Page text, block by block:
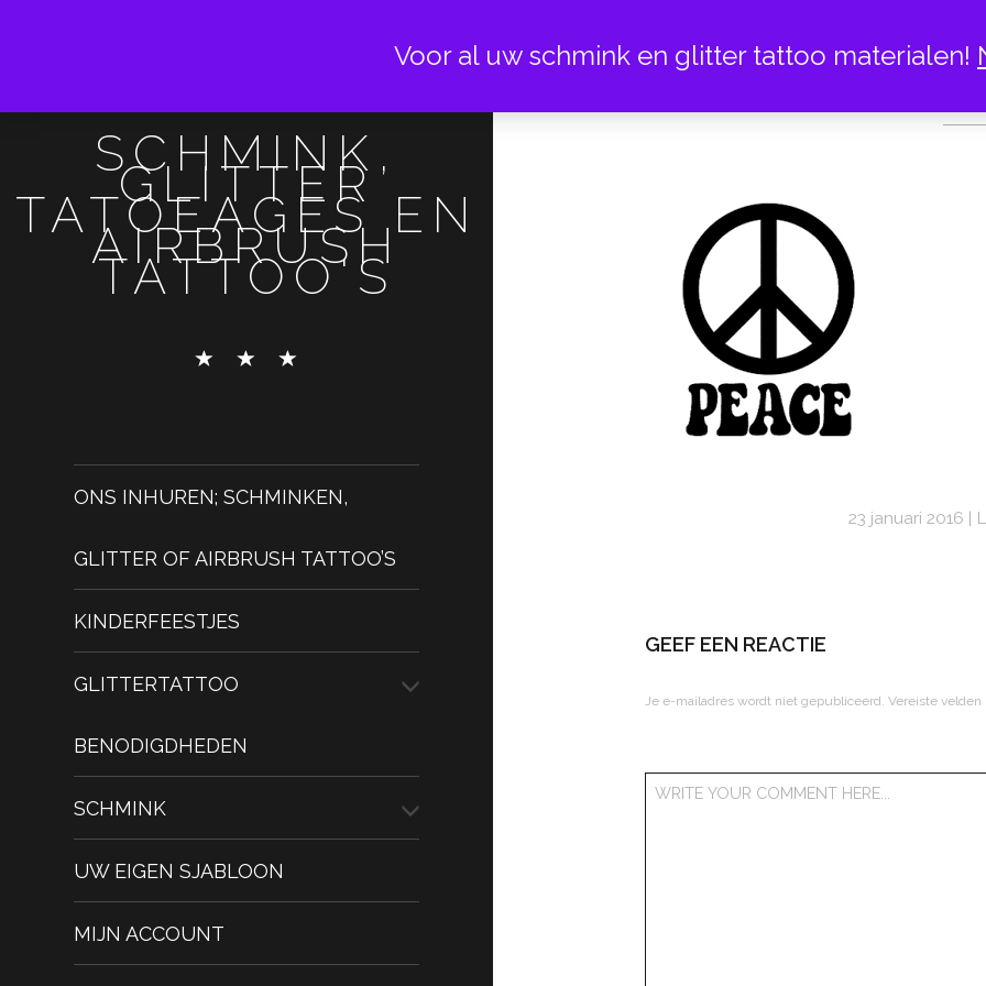
SCHMINK,
GLITTER
TATOEAGES EN
AIRBRUSH
TATTOO'S
ONS INHUREN; SCHMINKEN,
GLITTER OF AIRBRUSH TATTOO’S
KINDERFEESTJES
GLITTERTATTOO
BENODIGDHEDEN
SCHMINK
UW EIGEN SJABLOON
MIJN ACCOUNT
23 januari 2016
GEEF EEN REACTIE
Je e-mailadres wordt niet gepubliceerd. Vereiste
Voor al uw schmink en glitter tattoo materialen!